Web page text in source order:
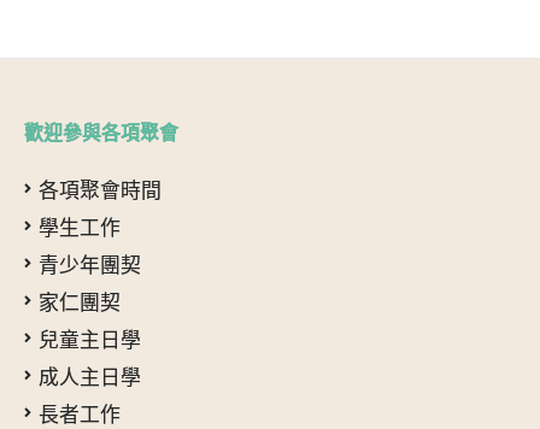
歡迎參與各項聚會
各項聚會時間
學生工作
青少年團契
家仁團契
兒童主日學
成人主日學
長者工作